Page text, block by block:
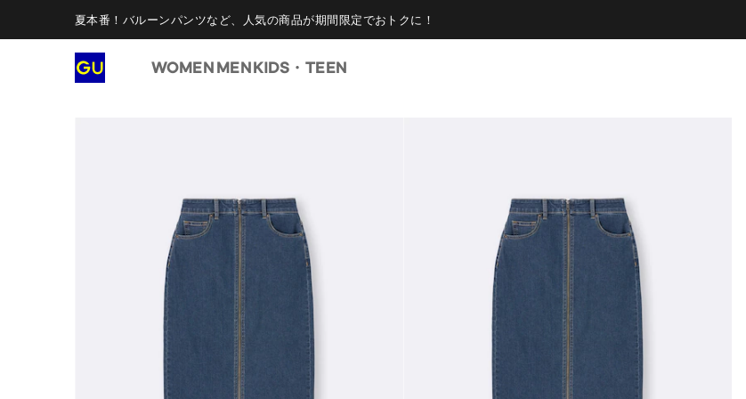
夏本番！バルーンパンツなど、人気の商品が期間限定でおトクに！
WOMEN MENKIDS・TEEN